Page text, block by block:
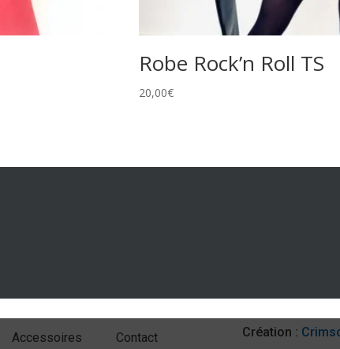
Robe Rock’n Roll TS
20,00€
Accessoires Contact Création :